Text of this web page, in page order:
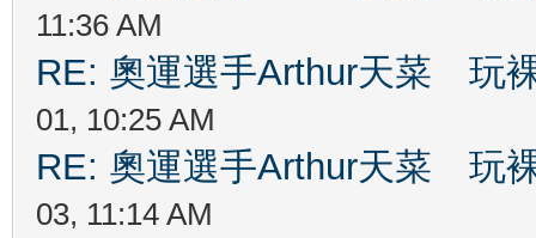
11:36 AM
RE: 奧運選手Arthur天菜 玩
01, 10:25 AM
RE: 奧運選手Arthur天菜 玩
03, 11:14 AM